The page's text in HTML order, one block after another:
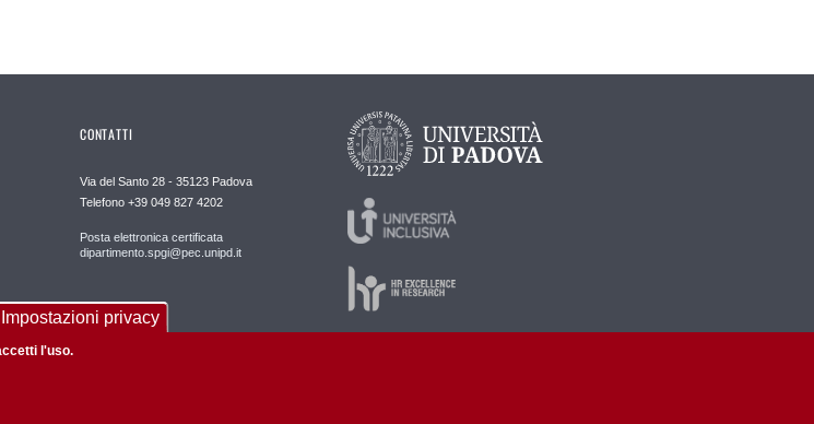
CONTATTI
Via del Santo 28 - 35123 Padova
Telefono +39 049 827 4202
Posta elettronica certificata
dipartimento.spgi@pec.unipd.it
Impostazioni privacy
l'uso.